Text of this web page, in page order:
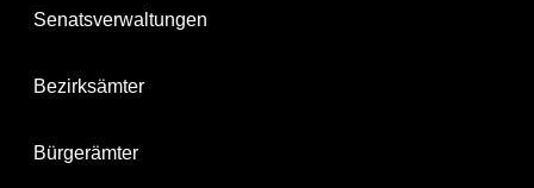
Senatsverwaltungen
Bezirksämter
Bürgerämter